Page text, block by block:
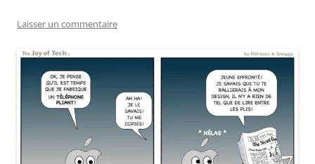
Laisser un commentaire